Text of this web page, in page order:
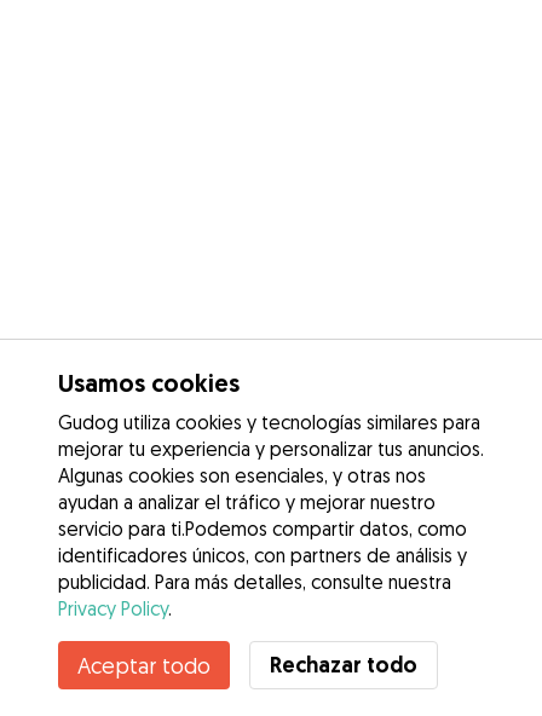
Usamos cookies
Gudog utiliza cookies y tecnologías similares para
mejorar tu experiencia y personalizar tus anuncios.
Algunas cookies son esenciales, y otras nos
ayudan a analizar el tráfico y mejorar nuestro
servicio para ti.Podemos compartir datos, como
identificadores únicos, con partners de análisis y
publicidad. Para más detalles, consulte nuestra
Privacy Policy.
Aceptar todo Rechazar todo